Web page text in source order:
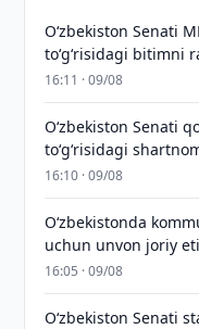
Oʻzbekiston Senati
toʻgʻrisidagi bitimni
16:11 · 09/08
Oʻzbekiston Senati
toʻgʻrisidagi
16:10 · 09/08
Oʻzbekistonda
uchun unvon joriy
16:05 · 09/08
Oʻzbekiston Senati